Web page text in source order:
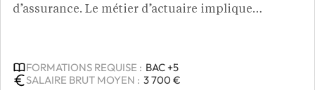
d’assurance. Le métier d’actuaire implique
modèles pour les assurances, la prévision des
FORMATIONS REQUISE : BAC +5
SALAIRE BRUT MOYEN : 3 700 €